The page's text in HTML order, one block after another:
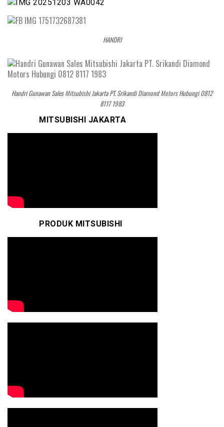
HANDRI
Handri Gunawan Sales Mitsubishi Jakarta PT. Srikandi Diamond Motors Hubungi 0812
8117 1983
MITSUBISHI JAKARTA
PRODUK MITSUBISHI